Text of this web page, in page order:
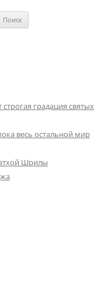
градация святых
весь остальной мир
Шрилы